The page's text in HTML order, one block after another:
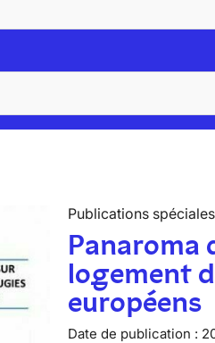
Publications spéciales
Panaroma
logement
européens
Date de publication :